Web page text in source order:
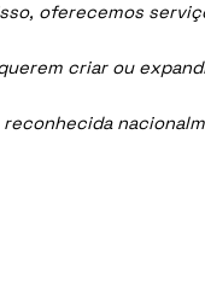
oferecemos
criar ou